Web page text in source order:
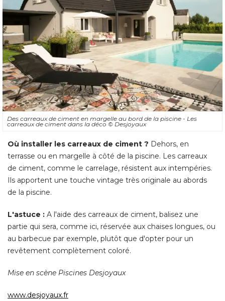
Des carreaux de ciment en margelle au bord de la piscine - Les
carreaux de ciment dans la déco © Desjoyaux
Où installer les carreaux de ciment ? Dehors, en
terrasse ou en margelle à côté de la piscine. Les carreaux
de ciment, comme le carrelage, résistent aux intempéries.
Ils apportent une touche vintage très originale au abords
de la piscine.
L'astuce : A l'aide des carreaux de ciment, balisez une
partie qui sera, comme ici, réservée aux chaises longues, ou
au barbecue par exemple, plutôt que d'opter pour un
revêtement complètement coloré.
Mise en scène Piscines Desjoyaux
www.desjoyaux.fr